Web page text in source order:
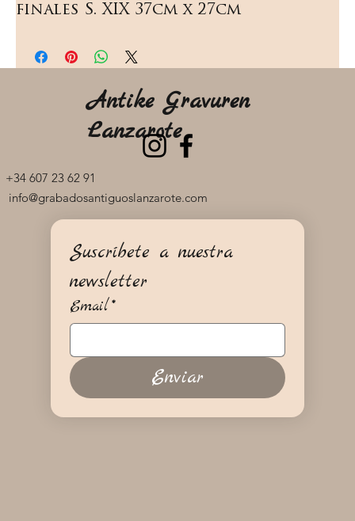
finales S. XIX 37cm x 27cm
+34 607 23 62 91
info@grabadosantiguoslanzarote.com
Antike Gravuren
Lanzarote
Suscríbete a nuestra
newsletter
Email*
Enviar